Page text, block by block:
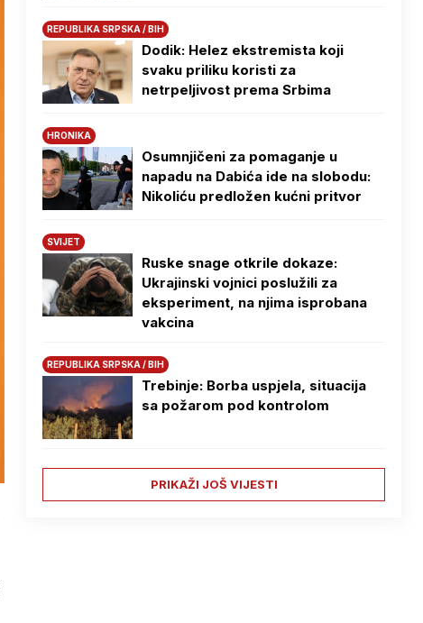
REPUBLIKA SRPSKA / BIH
Dodik: Helez ekstremista koji
svaku priliku koristi za
netrpeljivost prema Srbima
HRONIKA
Osumnjičeni za pomaganje u
napadu na Dabića ide na slobodu:
Nikoliću predložen kućni pritvor
SVIJET
Ruske snage otkrile dokaze:
Ukrajinski vojnici poslužili za
eksperiment, na njima isprobana
vakcina
REPUBLIKA SRPSKA / BIH
Trebinje: Borba uspjela, situacija
sa požarom pod kontrolom
PRIKAŽI JOŠ VIJESTI